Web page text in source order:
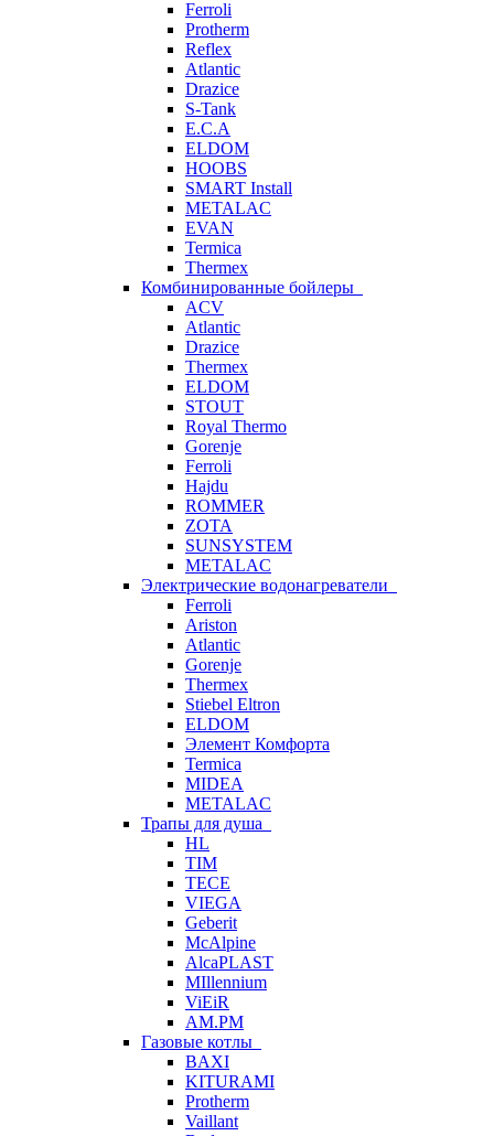
Ferroli
Protherm
Reflex
Atlantic
Drazice
S-Tank
E.C.A
ELDOM
HOOBS
SMART Install
METALAC
EVAN
Termica
Thermex
Комбинированные бойлеры
ACV
Atlantic
Drazice
Thermex
ELDOM
STOUT
Royal Thermo
Gorenje
Ferroli
Hajdu
ROMMER
ZOTA
SUNSYSTEM
METALAC
Электрические водонагреватели
Ferroli
Ariston
Atlantic
Gorenje
Thermex
Stiebel Eltron
ELDOM
Элемент Комфорта
Termica
MIDEA
METALAC
Трапы для душа
HL
TIM
TECE
VIEGA
Geberit
McAlpine
AlcaPLAST
MIllennium
ViEiR
AM.PM
Газовые котлы
BAXI
KITURAMI
Protherm
Vaillant